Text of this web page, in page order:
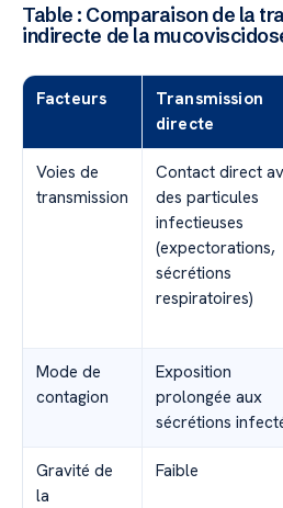
Table : Comparaison de la
indirecte de la
Facteurs
Transmission
directe
Voies de
transmission
Contact direct
des particules
infectieuses
(expectorations,
sécrétions
respiratoires)
Mode de
contagion
Exposition
prolongée aux
sécrétions
Gravité de
la
Faible